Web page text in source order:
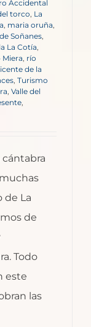
Accidental
torco, La
, maria oruña,
Soñanes,
La Cotía,
Miera, río
de la
, Turismo
, Valle del
,
cántabra
de La
de
Todo
este
las